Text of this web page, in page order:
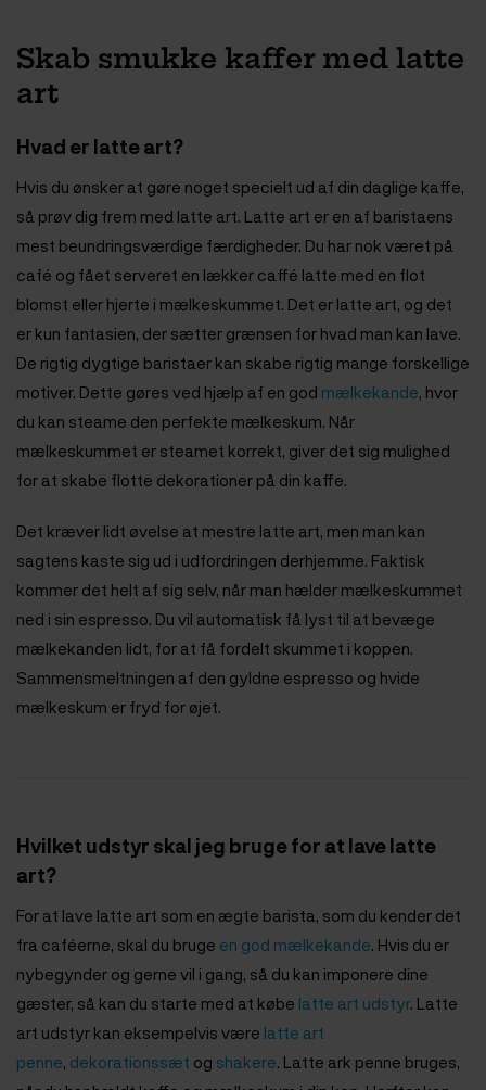
Skab smukke kaffer med latte
art
Hvad er latte art?
Hvis du ønsker at gøre noget specielt ud af din daglige kaffe,
så prøv dig frem med latte art. Latte art er en af baristaens
mest beundringsværdige færdigheder. Du har nok været på
café og fået serveret en lækker caffé latte med en flot
blomst eller hjerte i mælkeskummet. Det er latte art, og det
er kun fantasien, der sætter grænsen for hvad man kan lave.
De rigtig dygtige baristaer kan skabe rigtig mange forskellige
motiver. Dette gøres ved hjælp af en god mælkekande, hvor
du kan steame den perfekte mælkeskum. Når
mælkeskummet er steamet korrekt, giver det sig mulighed
for at skabe flotte dekorationer på din kaffe.
Det kræver lidt øvelse at mestre latte art, men man kan
sagtens kaste sig ud i udfordringen derhjemme. Faktisk
kommer det helt af sig selv, når man hælder mælkeskummet
ned i sin espresso. Du vil automatisk få lyst til at bevæge
mælkekanden lidt, for at få fordelt skummet i koppen.
Sammensmeltningen af den gyldne espresso og hvide
mælkeskum er fryd for øjet.
Hvilket udstyr skal jeg bruge for at lave latte
art?
For at lave latte art som en ægte barista, som du kender det
fra caféerne, skal du bruge en god mælkekande. Hvis du er
nybegynder og gerne vil i gang, så du kan imponere dine
gæster, så kan du starte med at købe latte art udstyr. Latte
art udstyr kan eksempelvis være latte art
penne, dekorationssæt og shakere. Latte ark penne bruges,